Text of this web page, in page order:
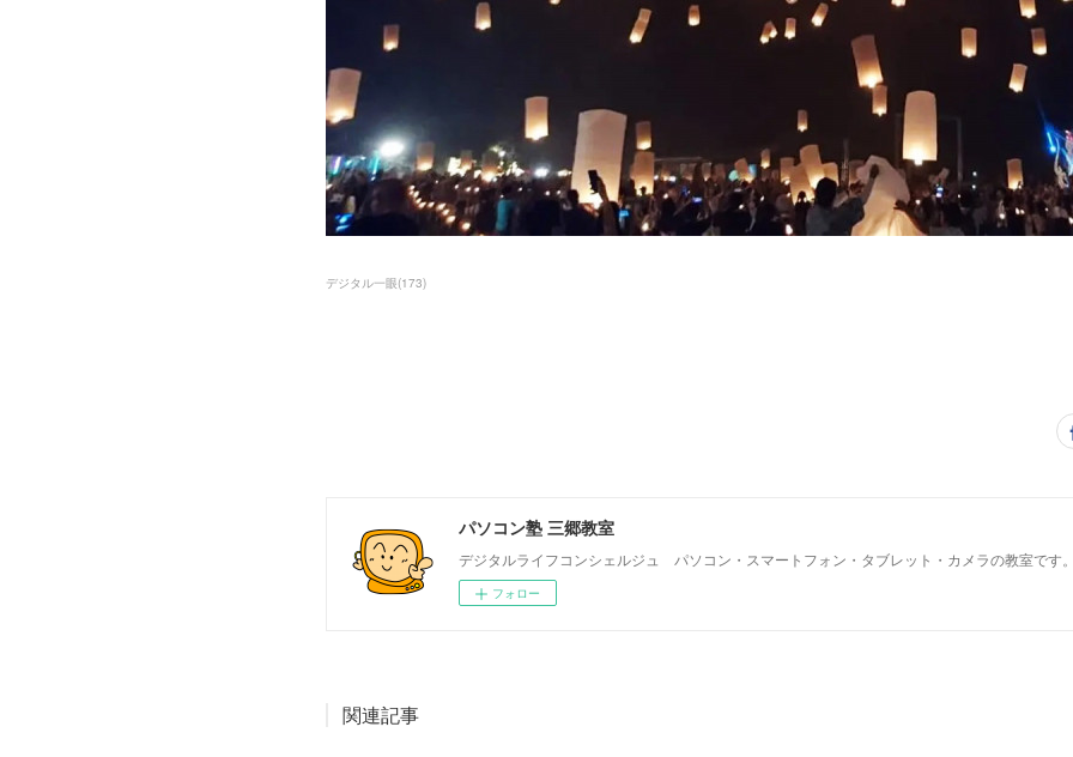
デジタル一眼(173)
パソコン塾 三郷教室
デジタルライフコンシェルジュ パソコン・スマートフォン・タブレット・カメラの教室です
フォロー
関連記事